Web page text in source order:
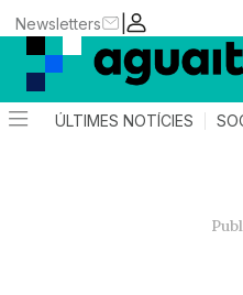
|
Newsletters
ÚLTIMES NOTÍCIES